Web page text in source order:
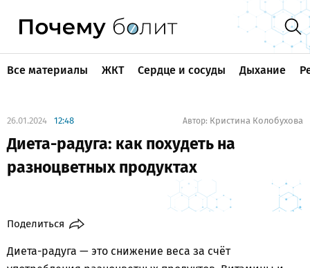
Все материалы ЖКТ Сердце и сосуды Дыхание
26.01.2024 12:48 Автор: Кристина Колобухова
Диета-радуга: как похудеть на
разноцветных продуктах
Поделиться
Диета-радуга — это снижение веса за счёт